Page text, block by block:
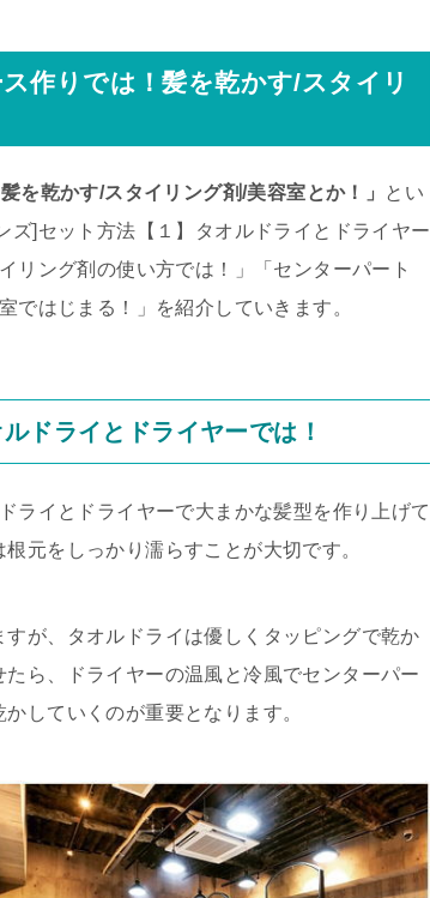
作りでは！髪を乾かす/スタイリ
を乾かす/スタイリング剤/美容室とか！」
とい
ズ]セット方法【１】タオルドライとドライヤー
リング剤の使い方では！」「センターパート
ではじまる！」を紹介していきます。
ドライとドライヤーでは！
ライとドライヤーで大まかな髪型を作り上げて
元をしっかり濡らすことが大切です。
が、タオルドライは優しくタッピングで乾か
ら、ドライヤーの温風と冷風でセンターパー
していくのが重要となります。